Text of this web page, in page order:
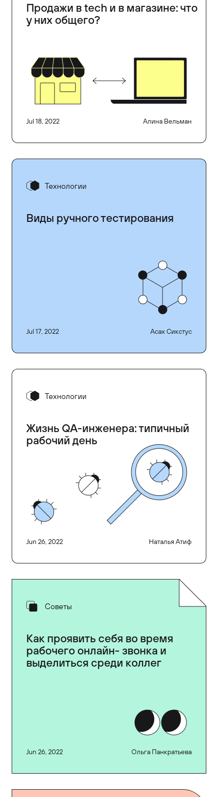
Продажи в tech и в магазине: что
у них общего?
Jul 18, 2022 Алина Вельман
Технологии
Виды ручного тестирования
Jul 17, 2022 Асах Сикстус
Технологии
Жизнь QA-инженера: типичный
рабочий день
Jun 26, 2022 Наталья Атиф
Советы
Как проявить себя во время
рабочего онлайн- звонка и
выделиться среди коллег
Jun 26, 2022 Ольга Панкратьева